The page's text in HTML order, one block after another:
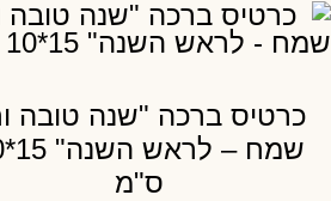
כרטיס ברכה "שנה טובה
ס"מ